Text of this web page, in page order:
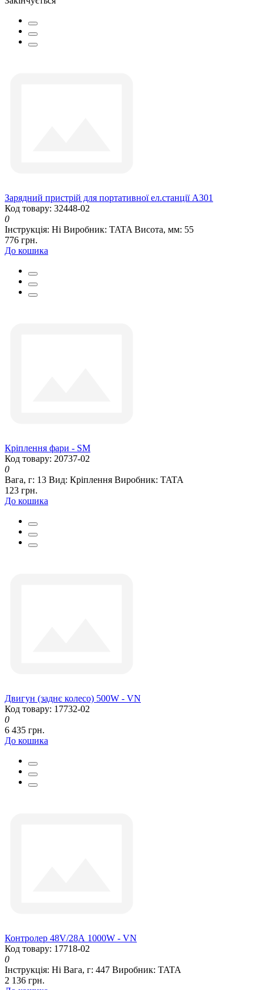
Зарядний пристрій для портативної ел.станції A301
Код товару: 32448-02
0
Інструкція: Ні Виробник: TATA Висота, мм: 55
776 грн.
До кошика
Кріплення фари - SM
Код товару: 20737-02
0
Вага, г: 13 Вид: Кріплення Виробник: TATA
123 грн.
До кошика
Двигун (заднє колесо) 500W - VN
Код товару: 17732-02
0
6 435 грн.
До кошика
Контролер 48V/28А 1000W - VN
Код товару: 17718-02
0
Інструкція: Ні Вага, г: 447 Виробник: TATA
2 136 грн.